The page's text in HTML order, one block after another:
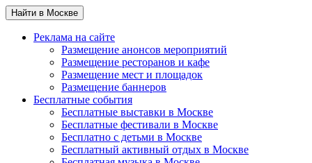
Найти в Москве
Реклама на сайте
Размещение анонсов мероприятий
Размещение ресторанов и кафе
Размещение мест и площадок
Размещение баннеров
Бесплатные события
Бесплатные выставки в Москве
Бесплатные фестивали в Москве
Бесплатно с детьми в Москве
Бесплатный активный отдых в Москве